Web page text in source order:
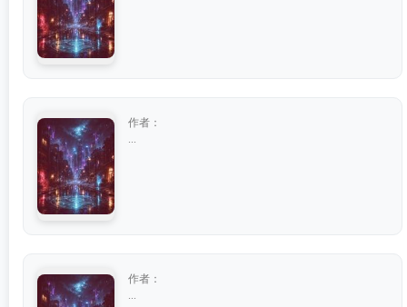
作者：
作者：